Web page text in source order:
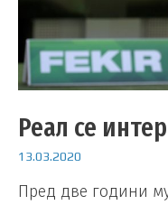
Реал се
13.03.2020
Пред две години